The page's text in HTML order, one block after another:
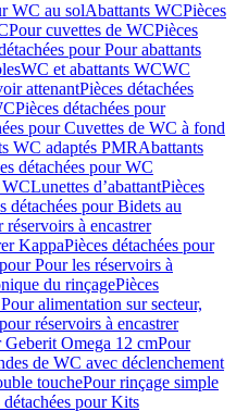
WC au solAbattants WCPièces
Pour cuvettes de WCPièces
pour Pour abattants
WC et abattants WCWC
attenantPièces détachées
Pièces détachées pour
pour Cuvettes de WC à fond
WC adaptés PMRAbattants
détachées pour WC
WCLunettes d’abattantPièces
détachées pour Bidets au
réservoirs à encastrer
KappaPièces détachées pour
Pour les réservoirs à
du rinçagePièces
alimentation sur secteur,
réservoirs à encastrer
Geberit Omega 12 cmPour
de WC avec déclenchement
touchePour rinçage simple
détachées pour Kits